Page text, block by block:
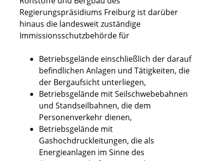
Regierungspräsidiums Freiburg ist darüber
hinaus die landesweit zuständige
Immissionsschutzbehörde für
Betriebsgelände einschließlich der darauf
befindlichen Anlagen und Tätigkeiten, die
der Bergaufsicht unterliegen,
Betriebsgelände mit Seilschwebebahnen
und Standseilbahnen, die dem
Personenverkehr dienen,
Betriebsgelände mit
Gashochdruckleitungen, die als
Energieanlagen im Sinne des